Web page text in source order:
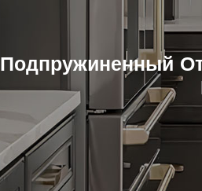
Подпружиненный